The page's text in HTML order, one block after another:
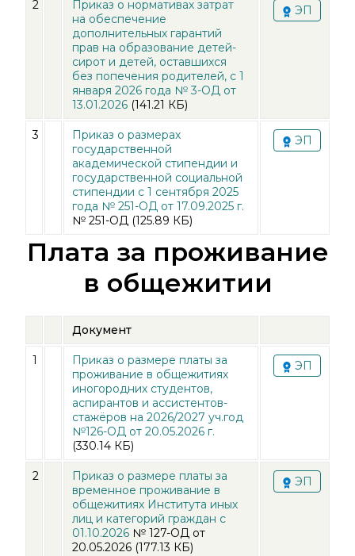
2
Приказ о нормативах затрат
на обеспечение
дополнительных гарантий
прав на образование детей-
сирот и детей, оставшихся
без попечения родителей, с 1
января 2026 года № 3-ОД от
13.01.2026 (141.21 КБ)
ЭП
3
Приказ о размерах
государственной
академической стипендии и
государственной социальной
стипендии с 1 сентября 2025
года № 251-ОД от 17.09.2025 г.
№ 251-ОД (125.89 КБ)
ЭП
Плата за проживание
в общежитии
Документ
1
Приказ о размере платы за
проживание в общежитиях
иногородних студентов,
аспирантов и ассистентов-
стажёров на 2026/2027 уч.год
№126-ОД от 20.05.2026 г.
(330.14 КБ)
ЭП
2
Приказ о размере платы за
временное проживание в
общежитиях Института иных
лиц и категорий граждан с
01.10.2026 № 127-ОД от
20.05.2026 (177.13 КБ)
ЭП